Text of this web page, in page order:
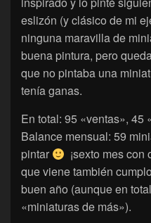
eslizón (y clásico de mi
ninguna maravilla de
buena pintura, pero
que no pintaba una
tenía ganas.
En total: 95 «ventas», 45
Balance mensual: 59
pintar
¡sexto mes
que viene también
buen año (aunque en
«miniaturas de más»).